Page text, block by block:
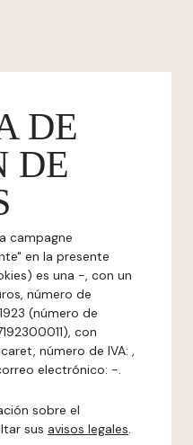
DE
DE
campagne
en la presente
es una -, con un
número de
(número de
con
número de IVA: ,
electrónico: -.
sobre el
sus avisos legales.